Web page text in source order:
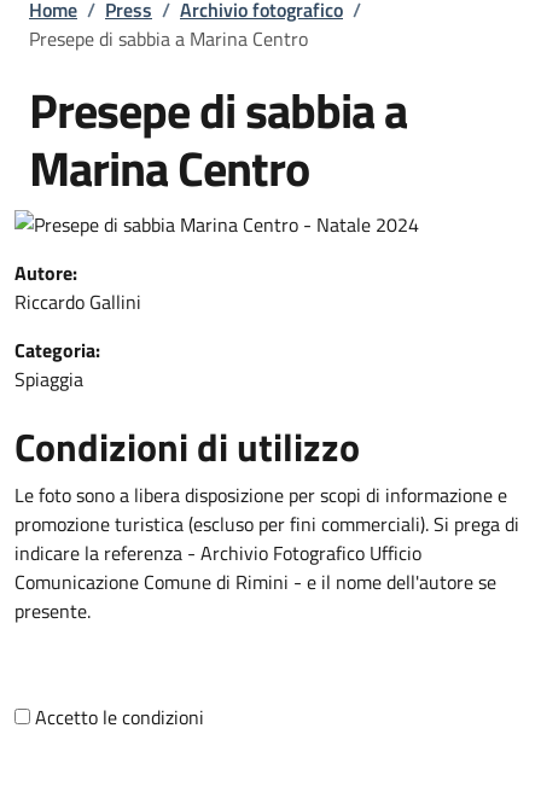
Home / Press / Archivio fotografico /
Presepe di sabbia a Marina Centro
Presepe di sabbia a
Marina Centro
Autore:
Riccardo Gallini
Categoria:
Spiaggia
Condizioni di utilizzo
Le foto sono a libera disposizione per scopi di informazione e
promozione turistica (escluso per fini commerciali). Si prega di
indicare la referenza - Archivio Fotografico Ufficio
Comunicazione Comune di Rimini - e il nome dell'autore se
presente.
Accetto le condizioni